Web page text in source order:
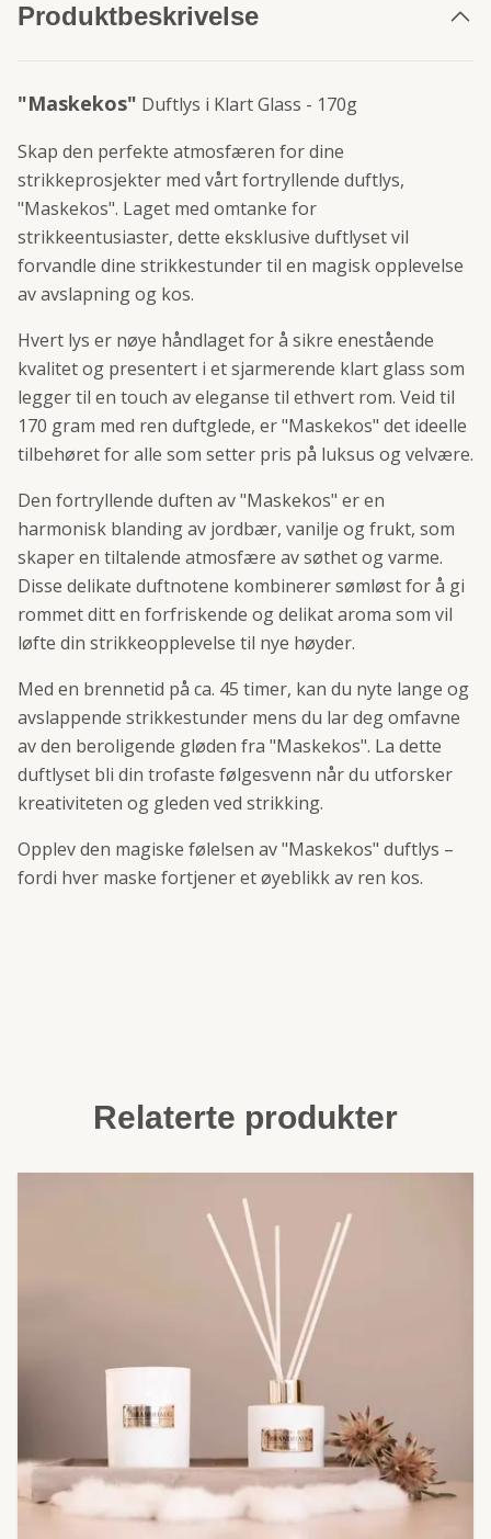
Produktbeskrivelse
"Maskekos" Duftlys i Klart Glass - 170g
Skap den perfekte atmosfæren for dine
strikkeprosjekter med vårt fortryllende duftlys,
"Maskekos". Laget med omtanke for
strikkeentusiaster, dette eksklusive duftlyset vil
forvandle dine strikkestunder til en magisk opplevelse
av avslapning og kos.
Hvert lys er nøye håndlaget for å sikre enestående
kvalitet og presentert i et sjarmerende klart glass som
legger til en touch av eleganse til ethvert rom. Veid til
170 gram med ren duftglede, er "Maskekos" det ideelle
tilbehøret for alle som setter pris på luksus og velvære.
Den fortryllende duften av "Maskekos" er en
harmonisk blanding av jordbær, vanilje og frukt, som
skaper en tiltalende atmosfære av søthet og varme.
Disse delikate duftnotene kombinerer sømløst for å gi
rommet ditt en forfriskende og delikat aroma som vil
løfte din strikkeopplevelse til nye høyder.
Med en brennetid på ca. 45 timer, kan du nyte lange og
avslappende strikkestunder mens du lar deg omfavne
av den beroligende gløden fra "Maskekos". La dette
duftlyset bli din trofaste følgesvenn når du utforsker
kreativiteten og gleden ved strikking.
Opplev den magiske følelsen av "Maskekos" duftlys –
fordi hver maske fortjener et øyeblikk av ren kos.
Relaterte produkter